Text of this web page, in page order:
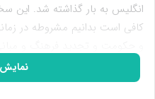
انگلیس به بار گذاشته شد.
کافی است بدانیم مشروطه در
شده بود. پیش از ما در سرزمین
شده بود گرچه بعد از ما تثبیت